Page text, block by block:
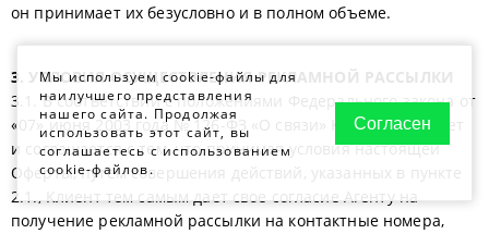
Мы используем cookie-файлы для
наилучшего представления
нашего сайта. Продолжая
использовать этот сайт, вы
соглашаетесь с использованием
cookie-файлов.
Согласен
он принимает их безусловно и в полном объеме.
3. УСЛОВИЯ ОСУЩЕСТВЛЕНИЯ РЕКЛАМНОЙ РАССЫЛКИ
3.1. В соответствии с положениями Федерального закона от
«07» июня 2003 года № 126-ФЗ «О связи» Клиент признает
и соглашается с тем, что принимая условия настоящей
Оферты, путем совершения действий, указанных в пункте
2.1., Клиент тем самым дает свое согласие Агенту на
получение рекламной рассылки на контактные номера,